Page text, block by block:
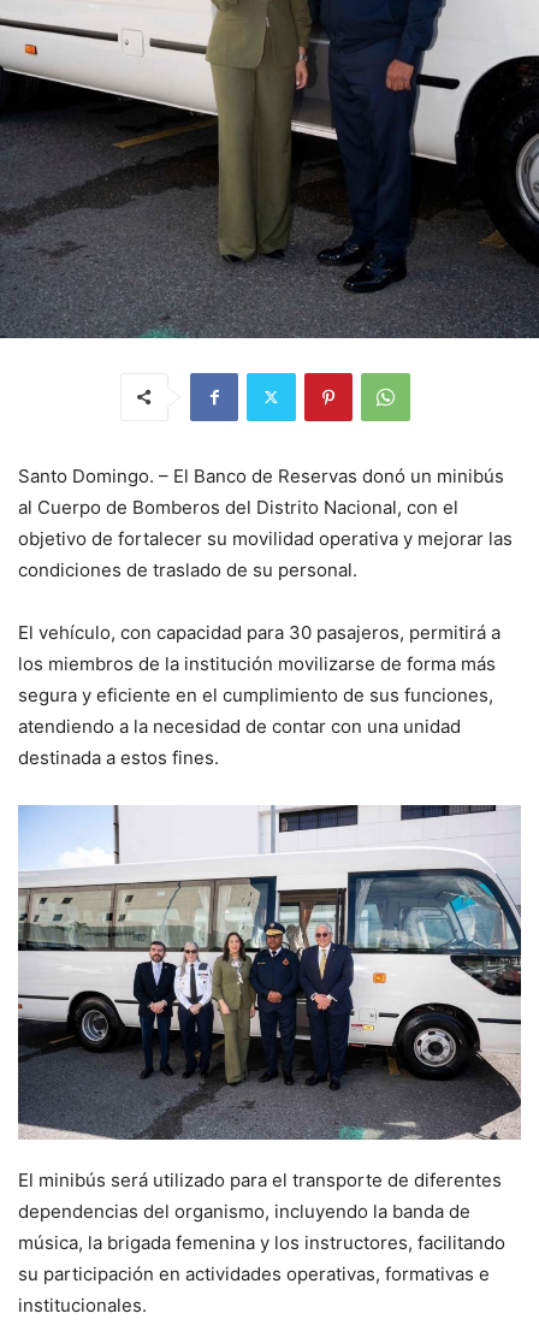
Santo Domingo. – El Banco de Reservas donó un minibús
al Cuerpo de Bomberos del Distrito Nacional, con el
objetivo de fortalecer su movilidad operativa y mejorar las
condiciones de traslado de su personal.
El vehículo, con capacidad para 30 pasajeros, permitirá a
los miembros de la institución movilizarse de forma más
segura y eficiente en el cumplimiento de sus funciones,
atendiendo a la necesidad de contar con una unidad
destinada a estos fines.
El minibús será utilizado para el transporte de diferentes
dependencias del organismo, incluyendo la banda de
música, la brigada femenina y los instructores, facilitando
su participación en actividades operativas, formativas e
institucionales.